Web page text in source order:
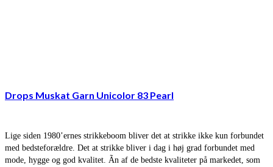
Drops Muskat Garn Unicolor 83 Pearl
Lige siden 1980’ernes strikkeboom bliver det at strikke ikke kun forbundet
med bedsteforældre. Det at strikke bliver i dag i høj grad forbundet med
mode, hygge og god kvalitet. Ãn af de bedste kvaliteter på markedet, som